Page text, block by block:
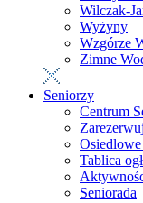
Wilczak-
Wyżyny
Wzgórze
Zimne
Seniorzy
Centrum
Tablica
Seniorada